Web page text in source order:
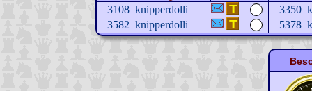
3108 knipperdolli 3350
3582 knipperdolli 5378